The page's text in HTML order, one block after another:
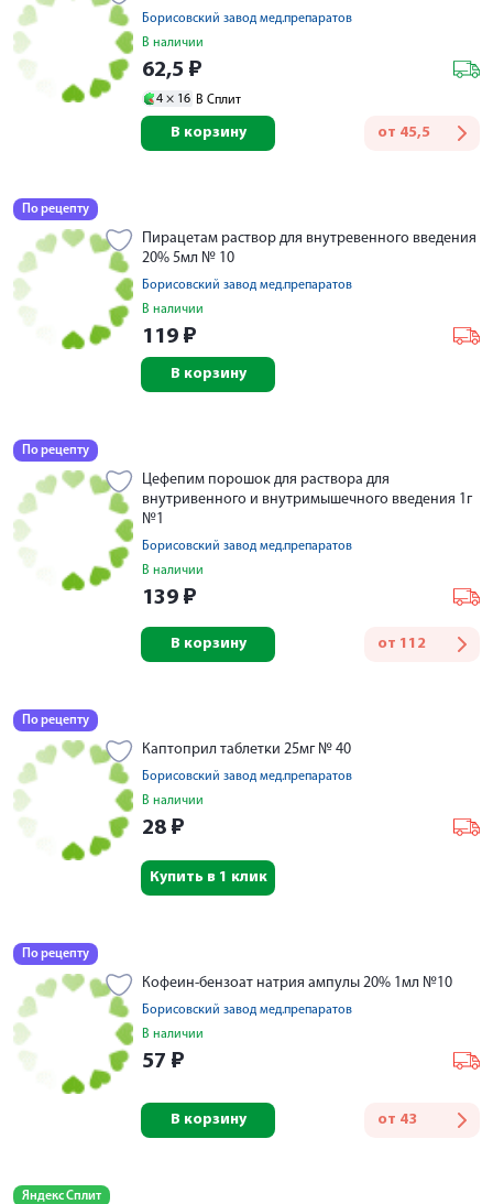
Борисовский завод мед.препаратов
В наличии
62,5 ₽
4 × 16 В Сплит
от 45,5
В корзину
По рецепту
Пирацетам раствор для внутревенного введения
20% 5мл № 10
Борисовский завод мед.препаратов
В наличии
119 ₽
В корзину
По рецепту
Цефепим порошок для раствора для
внутривенного и внутримышечного введения 1г
№1
Борисовский завод мед.препаратов
В наличии
139 ₽
от 112
В корзину
По рецепту
Каптоприл таблетки 25мг № 40
Борисовский завод мед.препаратов
В наличии
28 ₽
Купить в 1 клик
По рецепту
Кофеин-бензоат натрия ампулы 20% 1мл №10
Борисовский завод мед.препаратов
В наличии
57 ₽
от 43
В корзину
Яндекс Сплит